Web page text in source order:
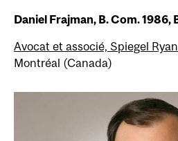
Daniel Frajman, B. Com. 1986,
Avocat et associé, Spiegel Ryan
Montréal (Canada)